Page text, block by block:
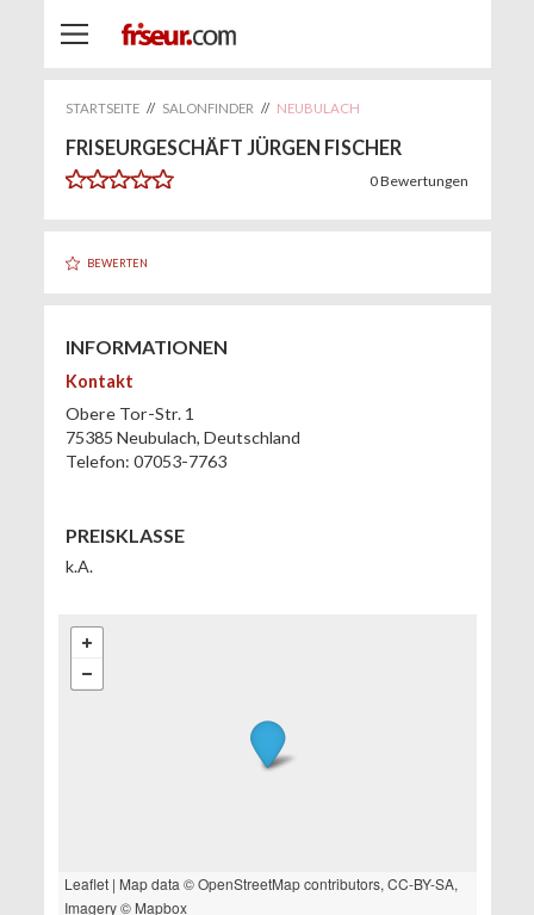
STARTSEITE // SALONFINDER // NEUBULACH
FRISEURGESCHÄFT JÜRGEN FISCHER
0Bewertungen
BEWERTEN
INFORMATIONEN
Kontakt
Obere Tor-Str. 1
75385 Neubulach, Deutschland
Telefon: 07053-7763
PREISKLASSE
k.A.
Leaflet| Map data ©OpenStreetMapcontributors, CC-BY-SA,
Imagery © Mapbox